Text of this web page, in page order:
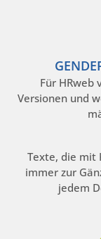
Für HRweb
Versionen und
Texte, die mit
immer zur
jedem